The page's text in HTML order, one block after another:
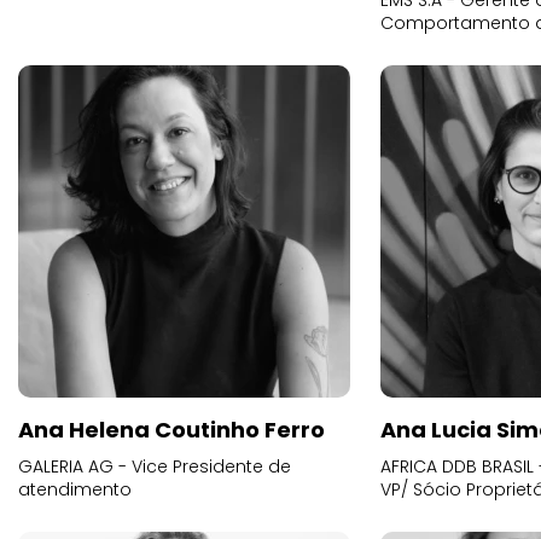
Comportamento
Ana Helena Coutinho Ferro
GALERIA AG - Vice Presidente de
atendimento
Ana Lucia
AFRICA DDB
VP/ Sócio